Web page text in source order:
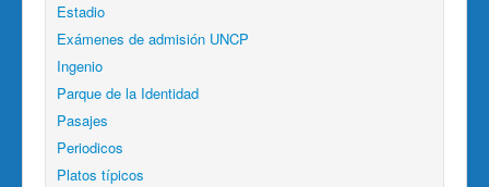
Estadio
Exámenes de admisión UNCP
Ingenio
Parque de la Identidad
Pasajes
Periodicos
Platos típicos